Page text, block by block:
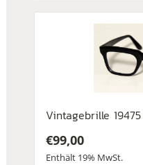
Vintagebrille
€99,00
Enthält 19% MwSt.